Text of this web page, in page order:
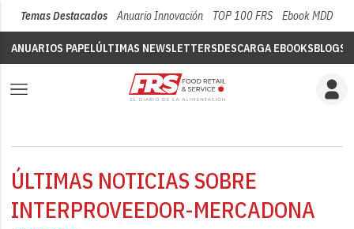
Temas Destacados Anuario Innovación TOP 100 FRS Ebook MDD
ANUARIOS PAPELÚLTIMAS NEWSLETTERSDESCARGA EBOOKSBLOGS
ÚLTIMAS NOTICIAS SOBRE
INTERPROVEEDOR-MERCADONA